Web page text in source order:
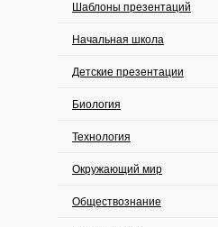
Шаблоны презентаций
Начальная школа
Детские презентации
Биология
Технология
Окружающий мир
Обществознание